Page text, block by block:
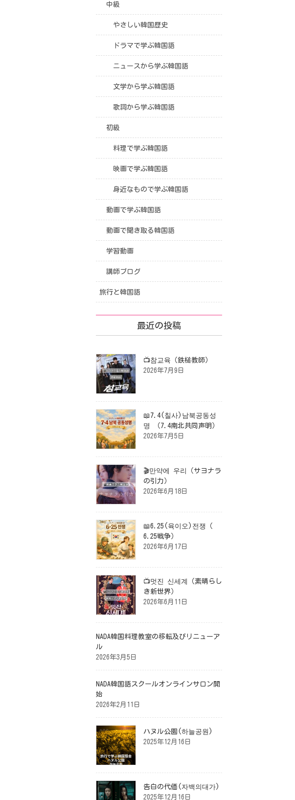
中級
やさしい韓国歴史
ドラマで学ぶ韓国語
ニュースから学ぶ韓国語
文学から学ぶ韓国語
歌詞から学ぶ韓国語
初級
料理で学ぶ韓国語
映画で学ぶ韓国語
身近なもので学ぶ韓国語
動画で学ぶ韓国語
動画で聞き取る韓国語
学習動画
講師ブログ
旅行と韓国語
最近の投稿
📺참교육（鉄槌教師）
2026年7月9日
📖7.4(칠사)남북공동성
명 （7.4南北共同声明）
2026年7月5日
🎬만약에 우리（サヨナラ
の引力）
2026年6月18日
📖6.25(육이오)전쟁（
6.25戦争）
2026年6月17日
📺멋진 신세계（素晴らし
き新世界）
2026年6月11日
NADA韓国料理教室の移転及びリニューア
ル
2026年3月5日
NADA韓国語スクールオンラインサロン開
始
2026年2月11日
ハヌル公園(하늘공원)
2025年12月16日
告白の代価(자백의대가)
2025年12月16日